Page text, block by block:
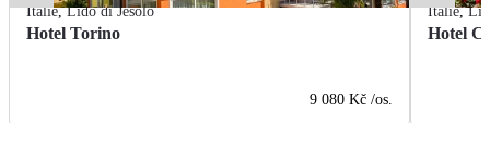
Itálie,Lido di Jesolo
Hotel Torino
9 080 Kč /os.
Itálie,
Hotel